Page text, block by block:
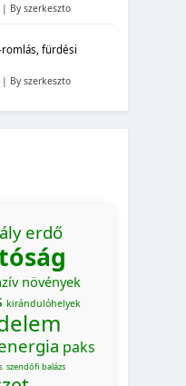
By szerkeszto
romlás, fürdési
By szerkeszto
erdő
növények
kirándulóhelyek
paks
szendőfi balázs